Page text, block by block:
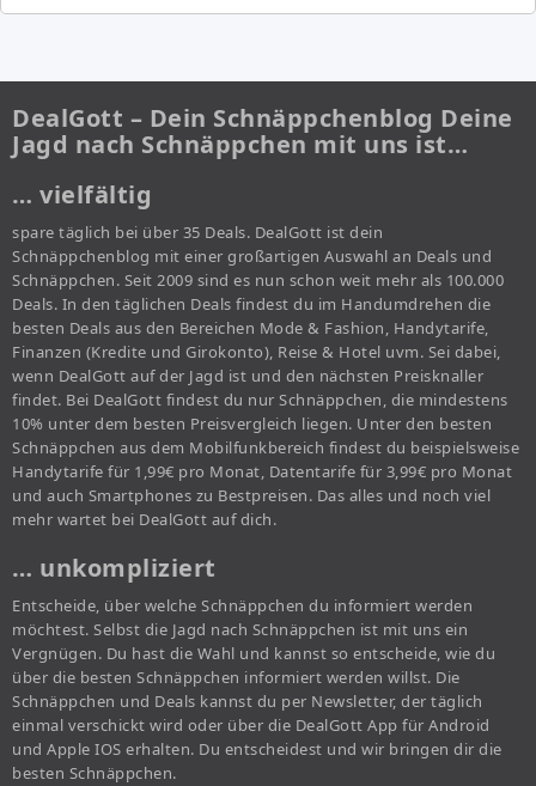
DealGott – Dein Schnäppchenblog Deine
Jagd nach Schnäppchen mit uns ist…
… vielfältig
spare täglich bei über 35 Deals. DealGott ist dein
Schnäppchenblog mit einer großartigen Auswahl an Deals und
Schnäppchen. Seit 2009 sind es nun schon weit mehr als 100.000
Deals. In den täglichen Deals findest du im Handumdrehen die
besten Deals aus den Bereichen Mode & Fashion, Handytarife,
Finanzen (Kredite und Girokonto), Reise & Hotel uvm. Sei dabei,
wenn DealGott auf der Jagd ist und den nächsten Preisknaller
findet. Bei DealGott findest du nur Schnäppchen, die mindestens
10% unter dem besten Preisvergleich liegen. Unter den besten
Schnäppchen aus dem Mobilfunkbereich findest du beispielsweise
Handytarife für 1,99€ pro Monat, Datentarife für 3,99€ pro Monat
und auch Smartphones zu Bestpreisen. Das alles und noch viel
mehr wartet bei DealGott auf dich.
… unkompliziert
Entscheide, über welche Schnäppchen du informiert werden
möchtest. Selbst die Jagd nach Schnäppchen ist mit uns ein
Vergnügen. Du hast die Wahl und kannst so entscheide, wie du
über die besten Schnäppchen informiert werden willst. Die
Schnäppchen und Deals kannst du per Newsletter, der täglich
einmal verschickt wird oder über die DealGott App für Android
und Apple IOS erhalten. Du entscheidest und wir bringen dir die
besten Schnäppchen.